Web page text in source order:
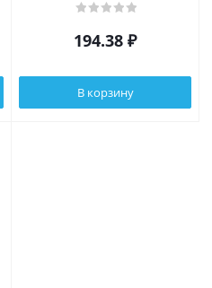
194.38 ₽
В корзину